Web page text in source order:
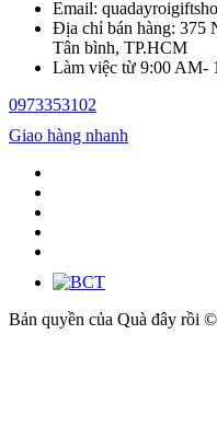
Email:
Địa chỉ bán hàng: 375
Tân bình, TP.HCM
Làm việc từ 9:00 AM-
0973353102
Giao hàng nhanh
Bản quyền của Quà đây rồi